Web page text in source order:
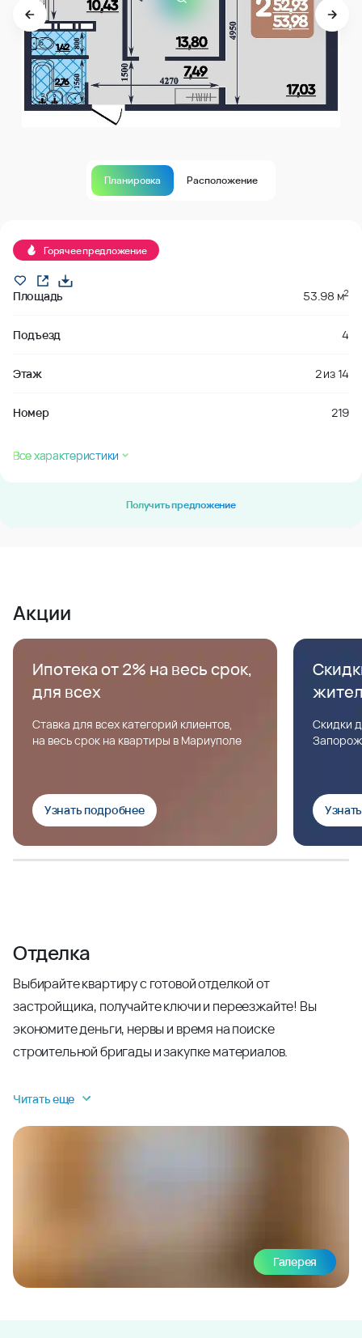
Планировка Расположение
Горячее предложение
Площадь 53.98 м2
Подъезд 4
Этаж 2из14
Номер 219
Все характеристики
Получить предложение
Акции
Ипотека от 2% на весь срок,
для всех
Ставка для всех категорий клиентов,
на весь срок на квартиры в Мариуполе
Узнать подробнее
Скидки
Отделка
Выбирайте квартиру с готовой отделкой от
застройщика, получайте ключи и переезжайте! Вы
экономите деньги, нервы и время на поиске
строительной бригады и закупке материалов.
Читать еще
Галерея